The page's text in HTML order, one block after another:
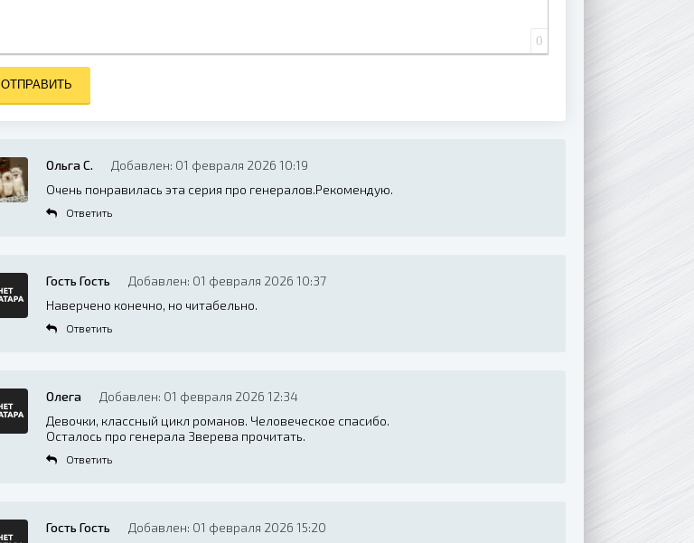
0
ОТПРАВИТЬ
Ольга С.
Добавлен: 01 февраля 2026 10:19
Очень понравилась эта серия про генералов.Рекомендую.
Ответить
Гость Гость
Добавлен: 01 февраля 2026 10:37
Наверчено конечно, но читабельно.
Ответить
Олега
Добавлен: 01 февраля 2026 12:34
Девочки, классный цикл романов. Человеческое спасибо.
Осталось про генерала Зверева прочитать.
Ответить
Гость Гость
Добавлен: 01 февраля 2026 15:20